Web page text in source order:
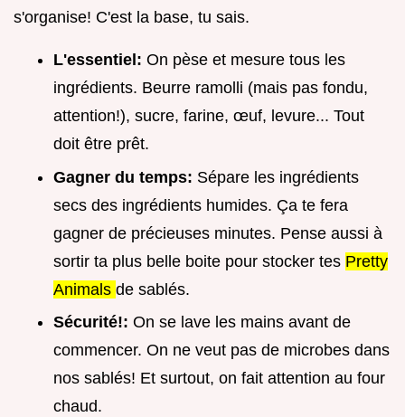
s'organise! C'est la base, tu sais.
L'essentiel: On pèse et mesure tous les
ingrédients. Beurre ramolli (mais pas fondu,
attention!), sucre, farine, œuf, levure... Tout
doit être prêt.
Gagner du temps: Sépare les ingrédients
secs des ingrédients humides. Ça te fera
gagner de précieuses minutes. Pense aussi à
sortir ta plus belle boite pour stocker tes Pretty
Animals de sablés.
Sécurité!: On se lave les mains avant de
commencer. On ne veut pas de microbes dans
nos sablés! Et surtout, on fait attention au four
chaud.